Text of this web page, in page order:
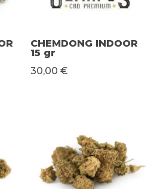
CHEMDONG INDOOR
15 gr
30,00 €